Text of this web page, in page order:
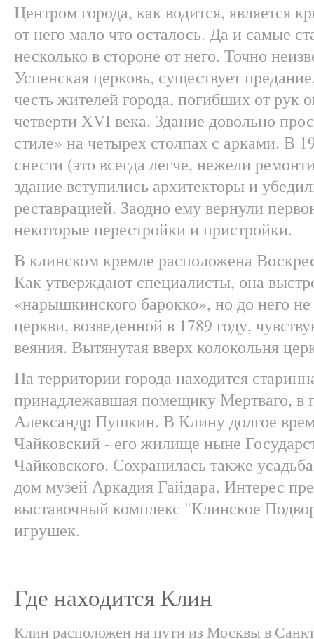
Центром города, как водится, является
от него мало что осталось. Да и самые
несколько в стороне от него. Точно
Успенская церковь, существует
честь жителей города, погибших от рук
четверти XVI века. Здание довольно
стиле» на четырех столпах с арками. В
снести (это всегда легче, нежели
здание вступились архитекторы и
реставрацией. Заодно ему вернули
некоторые перестройки и пристройки.
В клинском кремле расположена
Как утверждают специалисты, она
«нарышкинского барокко», но до него
церкви, возведенной в 1789 году,
веяния. Вытянутая вверх колокольня
На территории города находится
принадлежавшая помещику Мертваго, в
Александр Пушкин. В Клину долгое
Чайковский - его жилище ныне
Чайковского. Сохранилась также
дом музей Аркадия Гайдара. Интерес
выставочный комплекс "Клинское
игрушек.
Где находится Клин
Клин расположен на пути из Москвы в